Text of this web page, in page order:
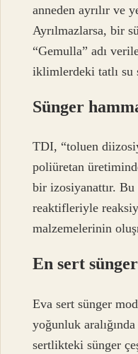
anneden ayrılır ve
Ayrılmazlarsa, bir
“Gemulla” adı
iklimlerdeki tatlı su
Sünger
TDI, “toluen
poliüretan
bir izosiyanattır.
reaktifleriyle
malzemelerinin
En sert
Eva sert sünger
yoğunluk
sertlikteki sünger